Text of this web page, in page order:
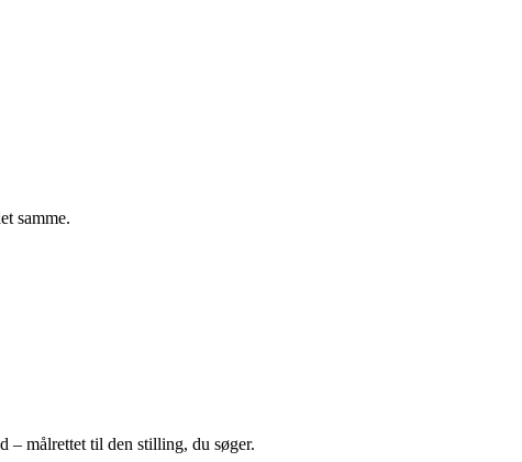
samme.
– målrettet til den stilling, du søger.